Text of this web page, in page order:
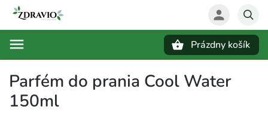
Prázdny košík
Parfém do prania Cool Water
150ml